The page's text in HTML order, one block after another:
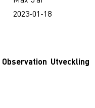
2023-01-18
Observation Utveckling